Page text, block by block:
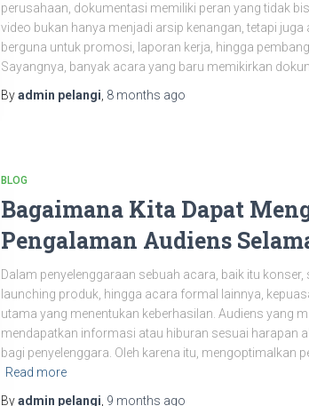
perusahaan, dokumentasi memiliki peran yang tidak
video bukan hanya menjadi arsip kenangan, tetapi
berguna untuk promosi, laporan kerja, hingga
Sayangnya, banyak acara yang baru memikirkan
Byadmin pelangi 8 months ago
BLOG
Bagaimana Kita Dapat
Pengalaman Audiens
Dalam penyelenggaraan sebuah acara, baik itu
launching produk, hingga acara formal lainnya,
utama yang menentukan keberhasilan. Audiens yang
mendapatkan informasi atau hiburan sesuai harapan
bagi penyelenggara. Oleh karena itu, mengoptimalkan
Read more
Byadmin pelangi 9 months ago